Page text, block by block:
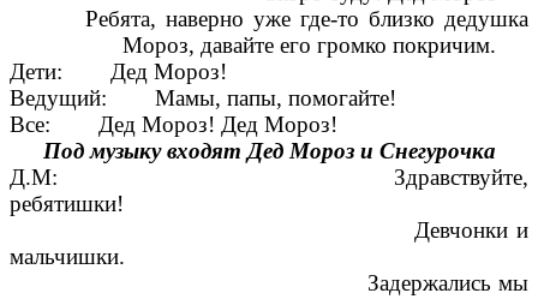
Ребята, наверно уже где-то близко дедушка
Мороз, давайте его громко покричим.
Дети: Дед Мороз!
Ведущий: Мамы, папы, помогайте!
Все: Дед Мороз! Дед Мороз!
Под музыку входят Дед Мороз и Снегурочка
Д.М: Здравствуйте,
ребятишки!
Девчонки и
мальчишки.
Задержались мы